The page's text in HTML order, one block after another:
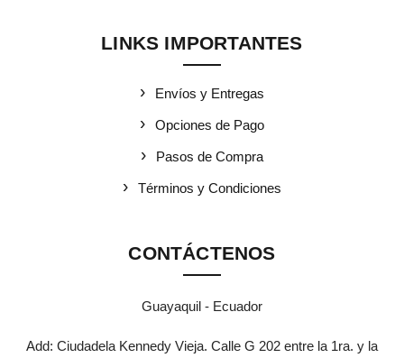
LINKS IMPORTANTES
Envíos y Entregas
Opciones de Pago
Pasos de Compra
Términos y Condiciones
CONTÁCTENOS
Guayaquil - Ecuador
Add: Ciudadela Kennedy Vieja. Calle G 202 entre la 1ra. y la